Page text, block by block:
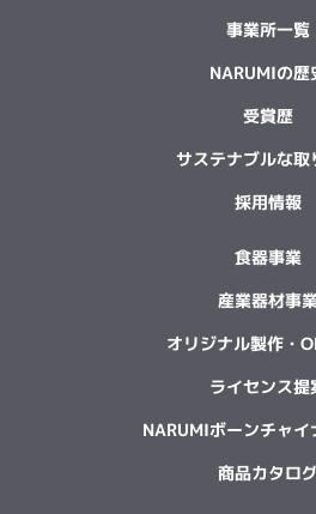
事業所一覧
NARUMIの歴
受賞歴
サステナブルな取
採用情報
食器事業
産業器材事
オリジナル製作・
ライセンス提
NARUMIボーンチャイ
商品カタロ